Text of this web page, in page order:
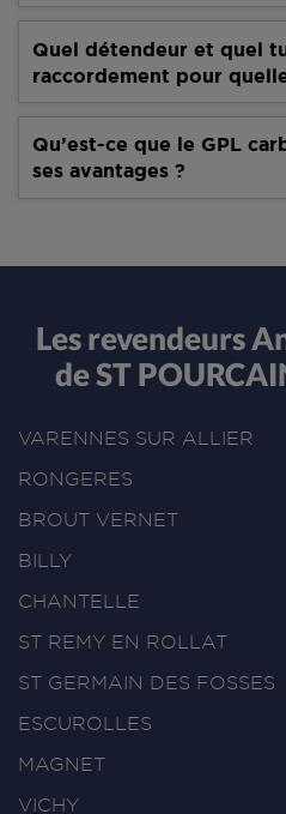
Quel détendeur et quel
raccordement pour
Qu’est-ce que le GPL
ses avantages ?
Les revendeurs
de ST
VARENNES SUR ALLIER
RONGERES
BROUT VERNET
BILLY
CHANTELLE
ST REMY EN ROLLAT
ST GERMAIN DES FOSSES
ESCUROLLES
MAGNET
VICHY